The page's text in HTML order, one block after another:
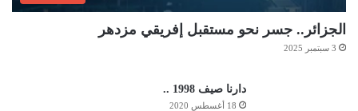
الجزائر.. جسر نحو مستقبل إفريقي مزدهر
3 سبتمبر 2025
دارنا صيف 1998 ..
18 أغسطس 2020